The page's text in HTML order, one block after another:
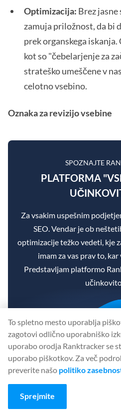
Optimizacija: Brez
zamuja priložnost, da bi
prek organskega
kot so "čebelarjenje za
strateško umeščene v
celotno vsebino.
Oznaka za revizijo vsebine
SPOZNAJTE
PLATFORMA
Za vsakim uspešnim
SEO. Vendar je ob
optimizacije težko vedeti, kje
imam za vas prav to,
Predstavljam platformo
Končno smo odprli
popolnoma
To spletno mesto uporablja
zagotovi odlično uporabniško
uporabo orodja Ranktracker se
uporabo piškotkov. Za več
preverite našo politiko
Sprejmite